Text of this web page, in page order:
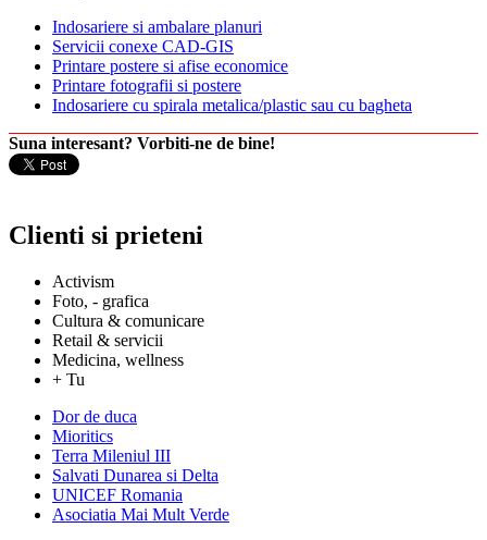
Indosariere si ambalare planuri
Servicii conexe CAD-GIS
Printare postere si afise economice
Printare fotografii si postere
Indosariere cu spirala metalica/plastic sau cu bagheta
Suna interesant? Vorbiti-ne de bine!
Clienti si prieteni
Activism
Foto, - grafica
Cultura & comunicare
Retail & servicii
Medicina, wellness
+ Tu
Dor de duca
Mioritics
Terra Mileniul III
Salvati Dunarea si Delta
UNICEF Romania
Asociatia Mai Mult Verde